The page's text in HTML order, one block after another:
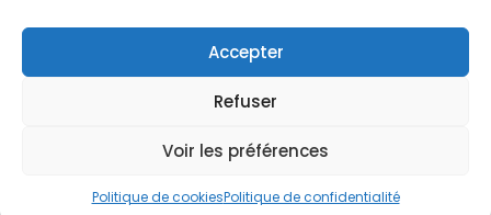
Accepter
Refuser
Voir les préférences
Politique de cookiesPolitique de confidentialité
Latitud.immo- © 2026 Tous droits réservés
Mentions légalesPolitique de confidentialité
Politique de cookies (UE)
Politique de protection des données des locataires
Dispositif loi Sapin 2